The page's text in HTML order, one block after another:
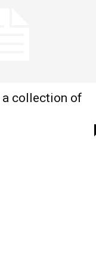
collection of